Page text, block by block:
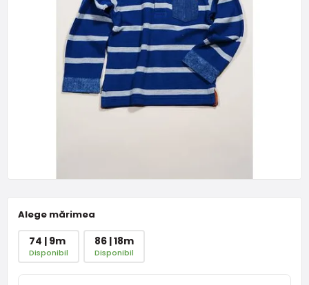
Alege mărimea
74 | 9m
Disponibil
86 | 18m
Disponibil